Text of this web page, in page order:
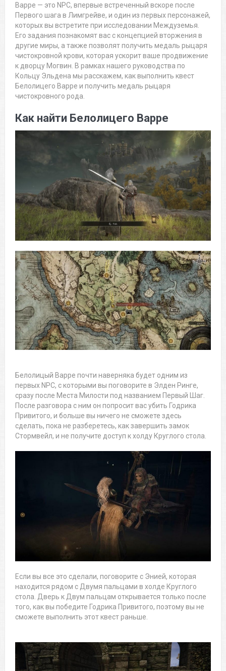
Варре — это NPC, впервые встреченный вскоре после
Первого шага в Лимгрейве, и один из первых персонажей,
которых вы встретите при исследовании Междуземья.
Его задания познакомят вас с концепцией вторжения в
другие миры, а также позволят получить медаль рыцаря
чистокровной крови, которая ускорит ваше продвижение
к дворцу Могвин. В рамках нашего руководства по
Кольцу Эльдена мы расскажем, как выполнить квест
Белолицего Варре и получить медаль рыцаря
чистокровного рода.
Как найти Белолицего Варре
Белолицый Варре почти наверняка будет одним из
первых NPC, с которыми вы поговорите в Элден Ринге,
сразу после Места Милости под названием Первый Шаг.
После разговора с ним он попросит вас убить Годрика
Привитого, и больше вы ничего не сможете здесь
сделать, пока не разберетесь, как завершить замок
Стормвейл, и не получите доступ к холду Круглого стола.
Если вы все это сделали, поговорите с Энией, которая
находится рядом с Двумя пальцами в холде Круглого
стола. Дверь к Двум пальцам открывается только после
того, как вы победите Годрика Привитого, поэтому вы не
сможете выполнить этот квест раньше.